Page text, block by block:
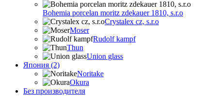
Bohemia porcelan moritz zdekauer 1810, s.r.o
Crystalex cz, s.r.o
Moser
Rudolf kampf
Thun
Union glass
Япония (2)
Noritake
Okura
Без производителя